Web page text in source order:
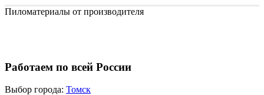
Пиломатериалы от производителя
Работаем по всей России
Выбор города: Томск